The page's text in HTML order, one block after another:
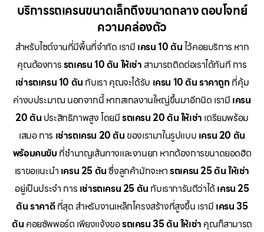
บริการรถเครนขนาดเล็กถึงขนาดกลาง ตอบโจทย์
ความคล่องตัว
สำหรับไซต์งานที่มีพื้นที่จำกัด เรามี เครน 10 ตันไว้คอยบริการ หาก
คุณต้องการรถเครน 10 ตัน ให้เช่า สามารถติดต่อเราได้ทันที การ
เช่ารถเครน 10 ตัน กับเรา คุณจะได้รับ เครน 10 ตัน ราคาถูกที่คุ้ม
ค่างบประมาณ นอกจากนี้ หากสเกลงานใหญ่ขึ้นมาอีกนิด เรามี เครน
20 ตัน ประสิทธิภาพสูง โดยมีรถเครน 20 ตัน ให้เช่า เตรียมพร้อม
เสมอ การ เช่ารถเครน 20 ตัน ของเรามาในรูปแบบ เครน 20 ตัน
พร้อมคนขับ ที่ชำนาญเส้นทางและงานยก หากต้องการขนาดยอดฮิต
เราขอแนะนำ เครน 25 ตันซึ่งลูกค้ามักจะหารถเครน 25 ตัน ให้เช่า
อยู่เป็นประจำ การ เช่ารถเครน 25 ตัน กับเราการันตีว่าได้เครน 25
ตัน ราคาดีที่สุด สำหรับงานเหล็กโครงสร้างที่สูงขึ้น เรามี เครน 35
ตัน คอยซัพพอร์ต เพียงแจ้งขอรถเครน 35 ตัน ให้เช่า คุณก็สามารถ